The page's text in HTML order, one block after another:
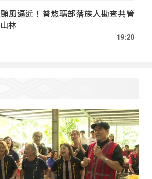
颱風逼近！普悠瑪部落族人勘查共管
山林
19:20